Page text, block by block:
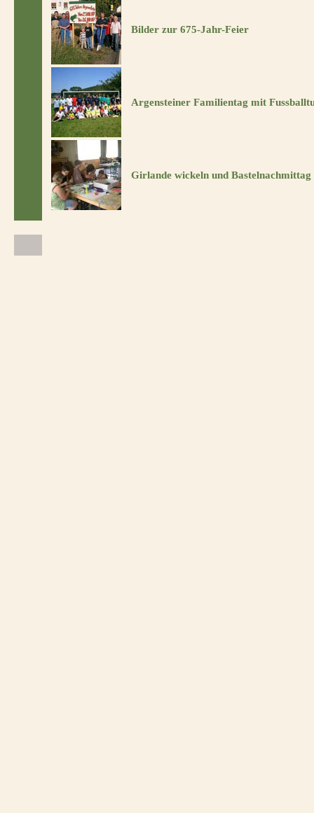
Bilder zur 675-Jahr-Feier
Argensteiner Familientag mit
Girlande wickeln und Bastelnachmittag